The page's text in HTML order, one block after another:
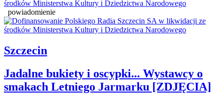
powiadomienie
Szczecin
Jadalne bukiety i oscypki... Wystawcy o
smakach Letniego Jarmarku [ZDJĘCIA]